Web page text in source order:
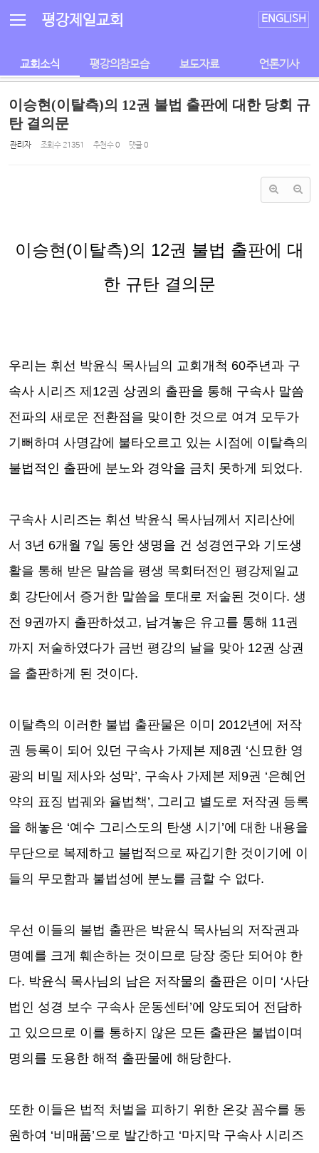
평강제일교회 ENGLISH
교회소식 평강의참모습 보도자료 언론기사
이승현(이탈측)의 12권 불법 출판에 대한 당회 규
탄 결의문
관리자 조회 수21351 추천 수0 댓글0
이승현(이탈측)의 12권 불법 출판에 대
한 규탄 결의문
우리는 휘선 박윤식 목사님의 교회개척 60주년과 구
속사 시리즈 제 12권 상권의 출판을 통해 구속사 말씀
전파의 새로운 전환점을 맞이한 것으로 여겨 모두가
기뻐하며 사명감에 불타오르고 있는 시점에 이탈측의
불법적인 출판에 분노와 경악을 금치 못하게 되었다.
구속사 시리즈는 휘선 박윤식 목사님께서 지리산에
서 3년 6개월 7일 동안 생명을 건 성경연구와 기도생
활을 통해 받은 말씀을 평생 목회터전인 평강제일교
회 강단에서 증거한 말씀을 토대로 저술된 것이다. 생
전 9권까지 출판하셨고, 남겨놓은 유고를 통해 11권
까지 저술하였다가 금번 평강의 날을 맞아 12권 상권
을 출판하게 된 것이다.
이탈측의 이러한 불법 출판물은 이미 2012년에 저작
권 등록이 되어 있던 구속사 가제본 제 8권 ‘신묘한 영
광의 비밀 제사와 성막’, 구속사 가제본 제 9권 ‘은혜언
약의 표징 법궤와 율법책’, 그리고 별도로 저작권 등록
을 해놓은 ‘예수 그리스도의 탄생 시기 ’에 대한 내용을
무단으로 복제하고 불법적으로 짜깁기한 것이기에 이
들의 무모함과 불법성에 분노를 금할 수 없다.
우선 이들의 불법 출판은 박윤식 목사님의 저작권과
명예를 크게 훼손하는 것이므로 당장 중단 되어야 한
다. 박윤식 목사님의 남은 저작물의 출판은 이미 ‘사단
법인 성경 보수 구속사 운동센터 ’에 양도되어 전담하
고 있으므로 이를 통하지 않은 모든 출판은 불법이며
명의를 도용한 해적 출판물에 해당한다.
또한 이들은 법적 처벌을 피하기 위한 온갖 꼼수를 동
원하여 ‘비매품’으로 발간하고 ‘마지막 구속사 시리즈